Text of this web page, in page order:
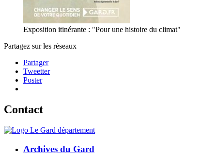
Exposition itinérante : "Pour une histoire du climat"
Partagez sur les réseaux
Partager
Tweetter
Poster
Contact
Archives du Gard